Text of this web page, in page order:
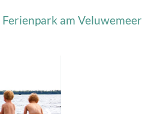
am Veluwemeer